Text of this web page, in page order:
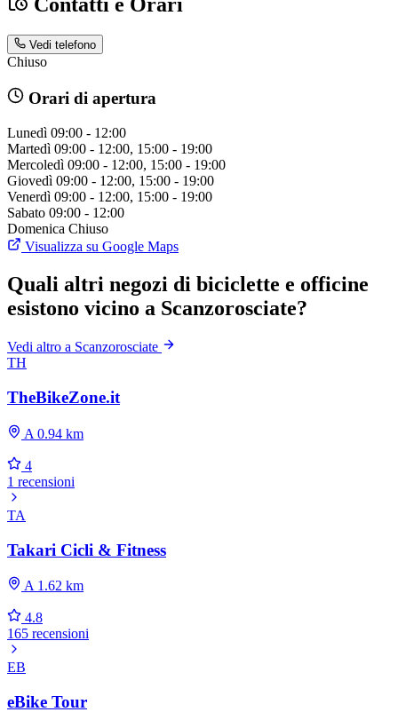
Contatti e Orari
Vedi telefono
Chiuso
Orari di apertura
Lunedì 09:00 - 12:00
Martedì 09:00 - 12:00, 15:00 - 19:00
Mercoledì 09:00 - 12:00, 15:00 - 19:00
Giovedì 09:00 - 12:00, 15:00 - 19:00
Venerdì 09:00 - 12:00, 15:00 - 19:00
Sabato 09:00 - 12:00
Domenica Chiuso
Visualizza su Google Maps
Quali altri negozi di biciclette e officine
esistono vicino a Scanzorosciate?
Vedi altro a Scanzorosciate
TH
TheBikeZone.it
A 0.94 km
4
1 recensioni
TA
Takari Cicli & Fitness
A 1.62 km
4.8
165 recensioni
EB
eBike Tour